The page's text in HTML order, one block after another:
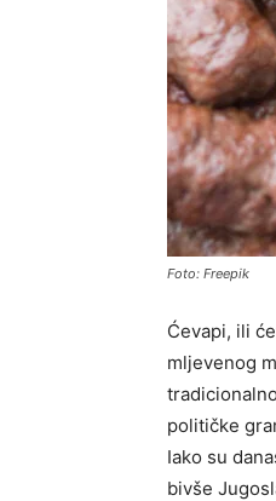
Foto: Freepik
Ćevapi, ili
mljevenog
političke
Iako su
bivše